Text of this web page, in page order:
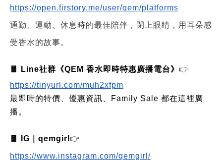
https://open.firstory.me/user/qem/platforms
通勤、運動、休息時的最佳陪伴，閉上眼睛，用耳朵感
受香水的故事。
🧧 Line社群《QEM 香水即時特惠廣播電台》 👉
https://tinyurl.com/muh2xfpm
最即時的特價、優惠資訊、Family Sale 都在這裡廣
播。
🧧 IG｜qemgirl 👉
https://www.instagram.com/qemgirl/